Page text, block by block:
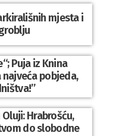
mjesta i
Puja iz Knina
najveća pobjeda,
Hrabrošću,
do slobodne